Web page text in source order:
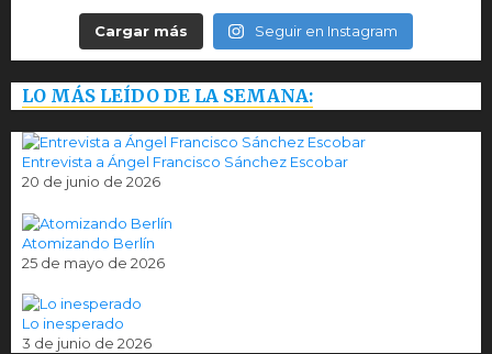
Cargar más Seguir en Instagram
LO MÁS LEÍDO DE LA SEMANA:
Entrevista a Ángel Francisco Sánchez Escobar
20 de junio de 2026
Atomizando Berlín
25 de mayo de 2026
Lo inesperado
3 de junio de 2026